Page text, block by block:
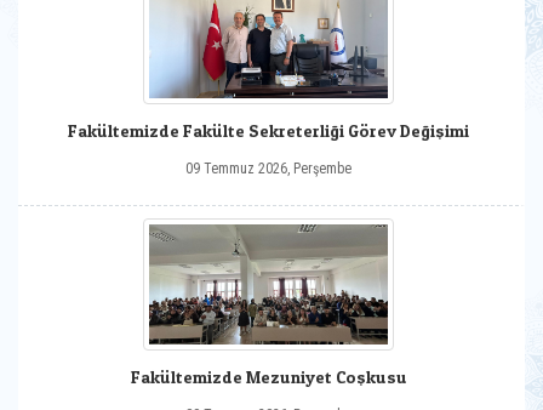
Fakültemizde Fakülte Sekreterliği Görev Değişimi
09 Temmuz 2026, Perşembe
Fakültemizde Mezuniyet Coşkusu